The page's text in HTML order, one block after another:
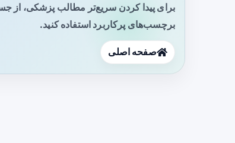
برای پیدا کردن سریع‌تر مطالب پزشکی، از
برچسب‌های پرکاربرد استفاده کنید.
صفحه اصلی